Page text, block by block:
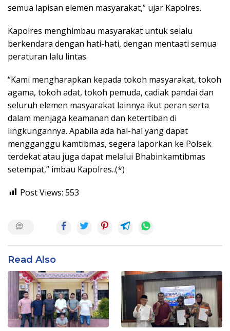
semua lapisan elemen masyarakat,” ujar Kapolres.
Kapolres menghimbau masyarakat untuk selalu
berkendara dengan hati-hati, dengan mentaati semua
peraturan lalu lintas.
“Kami mengharapkan kepada tokoh masyarakat, tokoh
agama, tokoh adat, tokoh pemuda, cadiak pandai dan
seluruh elemen masyarakat lainnya ikut peran serta
dalam menjaga keamanan dan ketertiban di
lingkungannya. Apabila ada hal-hal yang dapat
mengganggu kamtibmas, segera laporkan ke Polsek
terdekat atau juga dapat melalui Bhabinkamtibmas
setempat,” imbau Kapolres..(*)
Post Views: 553
Read Also